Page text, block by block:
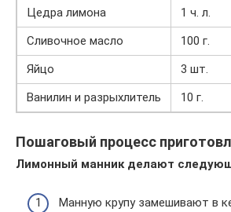
Цедра лимона
1 ч. л.
Сливочное масло
100 г.
Яйцо
3 шт.
Ванилин и разрыхлитель
10 г.
Пошаговый процесс
Лимонный манник делают
Манную крупу замешивают в